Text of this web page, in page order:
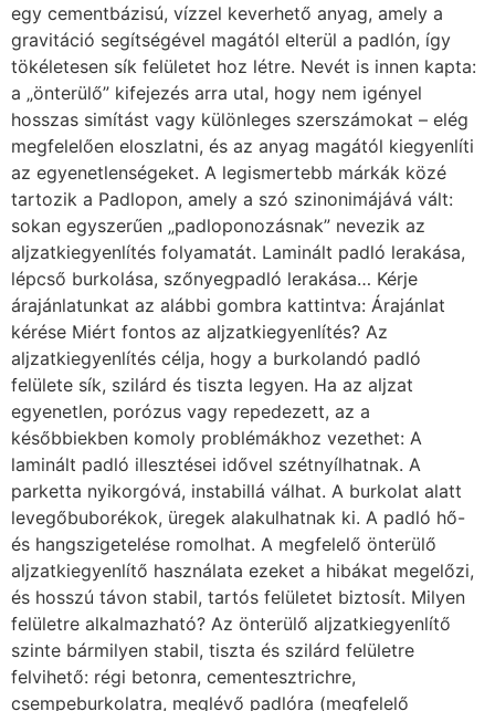
egy cementbázisú, vízzel keverhető anyag, amely a
gravitáció segítségével magától elterül a padlón, így
tökéletesen sík felületet hoz létre. Nevét is innen kapta:
a „önterülő” kifejezés arra utal, hogy nem igényel
hosszas simítást vagy különleges szerszámokat – elég
megfelelően eloszlatni, és az anyag magától kiegyenlíti
az egyenetlenségeket. A legismertebb márkák közé
tartozik a Padlopon, amely a szó szinonimájává vált:
sokan egyszerűen „padloponozásnak” nevezik az
aljzatkiegyenlítés folyamatát. Laminált padló lerakása,
lépcső burkolása, szőnyegpadló lerakása… Kérje
árajánlatunkat az alábbi gombra kattintva: Árajánlat
kérése Miért fontos az aljzatkiegyenlítés? Az
aljzatkiegyenlítés célja, hogy a burkolandó padló
felülete sík, szilárd és tiszta legyen. Ha az aljzat
egyenetlen, porózus vagy repedezett, az a
későbbiekben komoly problémákhoz vezethet: A
laminált padló illesztései idővel szétnyílhatnak. A
parketta nyikorgóvá, instabillá válhat. A burkolat alatt
levegőbuborékok, üregek alakulhatnak ki. A padló hő-
és hangszigetelése romolhat. A megfelelő önterülő
aljzatkiegyenlítő használata ezeket a hibákat megelőzi,
és hosszú távon stabil, tartós felületet biztosít. Milyen
felületre alkalmazható? Az önterülő aljzatkiegyenlítő
szinte bármilyen stabil, tiszta és szilárd felületre
felvihető: régi betonra, cementesztrichre,
csempeburkolatra, meglévő padlóra (megfelelő